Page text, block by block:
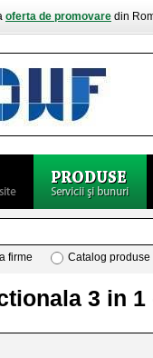
oferta de promovare din
firme Catalog produse
3 in 1